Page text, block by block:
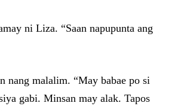
ni Liza. “Saan napupunta ang
nang malalim. “May babae po si
gabi. Minsan may alak. Tapos